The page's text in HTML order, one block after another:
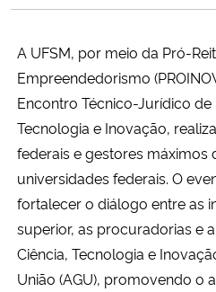
Ministério do Turismo
Ministério do Desenvolvimento Regional
Controladoria-Geral da União
A UFSM, por meio da Pró-
Empreendedorismo
Encontro Técnico-Jurídico de
Tecnologia e Inovação,
federais e gestores máximos
universidades federais. O
fortalecer o diálogo entre as
superior, as procuradorias e
Ciência, Tecnologia e
União (AGU), promovendo o